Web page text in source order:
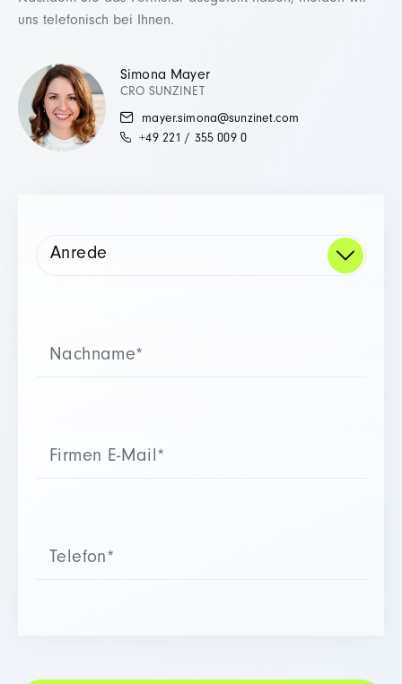
uns telefonisch bei Ihnen.
Simona Mayer
CRO SUNZINET
mayer.simona@sunzinet.com
+49 221 / 355 009 0